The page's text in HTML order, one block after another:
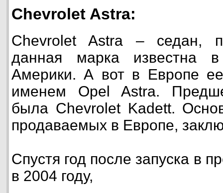
Chevrolet Astra:
Chevrolet Astra – седан,
данная марка известна в
Америки. А вот в Европе
именем Opel Astra.
была Chevrolet Kadett.
продаваемых в Европе,
Спустя год после запуска в
в 2004 году,